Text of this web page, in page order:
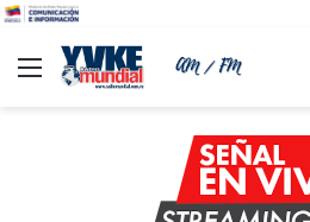
Menu